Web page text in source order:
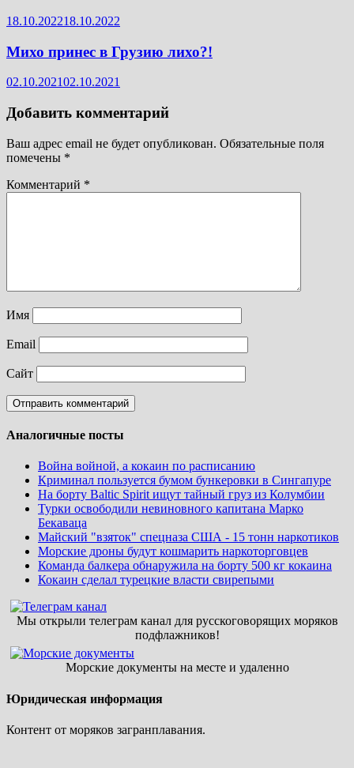
18.10.202218.10.2022
Михо принес в Грузию лихо?!
02.10.202102.10.2021
Добавить комментарий
Ваш адрес email не будет опубликован. Обязательные поля
помечены *
Комментарий *
Имя
Email
Сайт
Аналогичные посты
Война войной, а кокаин по расписанию
Криминал пользуется бумом бункеровки в Сингапуре
На борту Baltic Spirit ищут тайный груз из Колумбии
Турки освободили невиновного капитана Марко
Бекаваца
Майский "взяток" спецназа США - 15 тонн наркотиков
Морские дроны будут кошмарить наркоторговцев
Команда балкера обнаружила на борту 500 кг кокаина
Кокаин сделал турецкие власти свирепыми
Мы открыли телеграм канал для русскоговорящих моряков
подфлажников!
Морские документы на месте и удаленно
Юридическая информация
Контент от моряков загранплавания.